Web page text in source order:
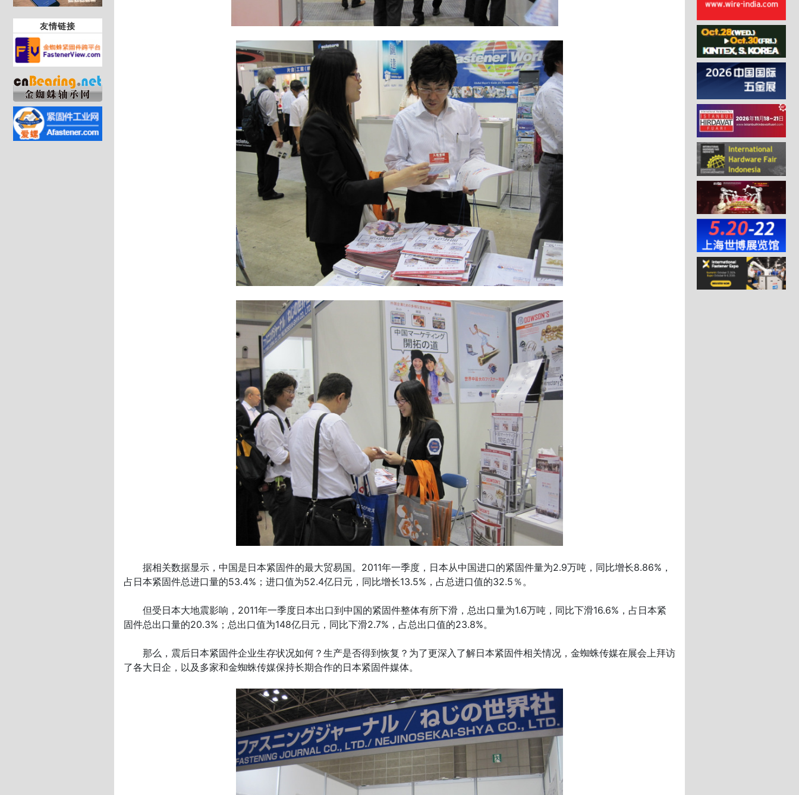
友情链接
据相关数据显示，中国是日本紧固件的最大贸易国。2011年一季度，日本从中国进口的紧固件量为2.9万吨，同比增长8.86%，
占日本紧固件总进口量的53.4%；进口值为52.4亿日元，同比增长13.5%，占总进口值的32.5％。
但受日本大地震影响，2011年一季度日本出口到中国的紧固件整体有所下滑，总出口量为1.6万吨，同比下滑16.6%，占日本紧
固件总出口量的20.3%；总出口值为148亿日元，同比下滑2.7%，占总出口值的23.8%。
那么，震后日本紧固件企业生存状况如何？生产是否得到恢复？为了更深入了解日本紧固件相关情况，金蜘蛛传媒在展会上拜访
了各大日企，以及多家和金蜘蛛传媒保持长期合作的日本紧固件媒体。